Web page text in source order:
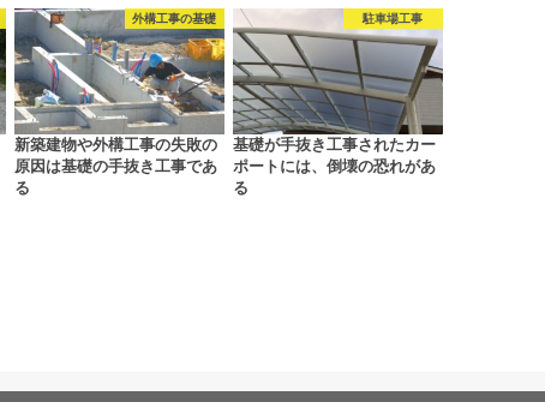
外構工事の基礎
新築建物や外構工事の失敗の
原因は基礎の手抜き工事であ
る
駐車場工事
基礎が手抜き工事されたカー
ポートには、倒壊の恐れがあ
る